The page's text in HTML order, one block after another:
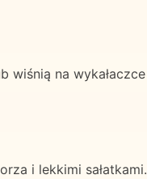
wiśnią na wykałaczce
i lekkimi sałatkami.